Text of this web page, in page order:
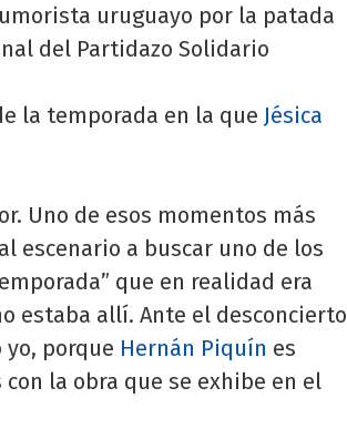
uruguayo por la patada
del Partidazo Solidario
la temporada en la que Jésica
Uno de esos momentos más
escenario a buscar uno de los
que en realidad era
estaba allí. Ante el desconcierto
yo, porque Hernán Piquín es
la obra que se exhibe en el